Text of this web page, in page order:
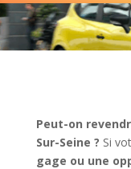
Peut-on
Sur-Seine ? Si
gage ou une